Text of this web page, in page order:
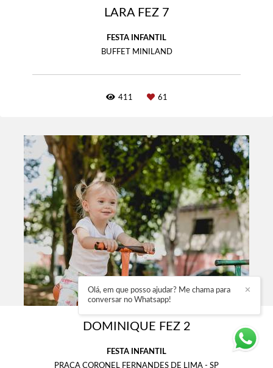
LARA FEZ 7
FESTA INFANTIL
BUFFET MINILAND
411 61
DOMINIQUE FEZ 2
FESTA INFANTIL
PRAÇA CORONEL FERNANDES DE LIMA - SP
✕
Olá, em que posso ajudar? Me chama para
conversar no Whatsapp!